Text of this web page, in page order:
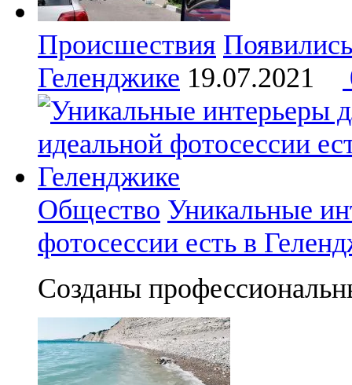
Происшествия
Геленджике 19.07.2021
Общество Уникальные
фотосессии есть в
Созданы